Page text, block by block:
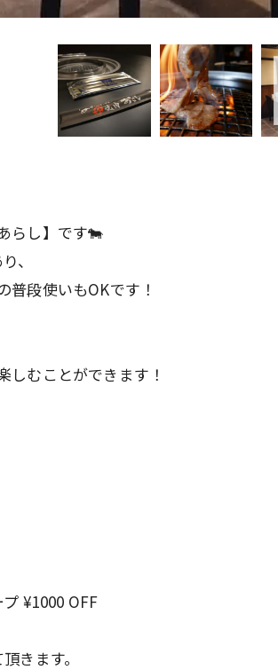
らし】です🐄
、
段使いもOKです！
しむことができます！
¥1000 OFF
きます。